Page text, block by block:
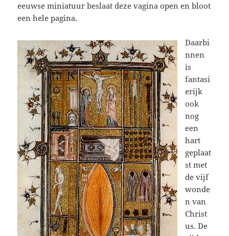
eeuwse miniatuur beslaat deze vagina open en bloot
een hele pagina.
Daarbi
nnen
is
fantasi
erijk
ook
nog
een
hart
geplaat
st met
de vijf
wonde
n van
Christ
us. De